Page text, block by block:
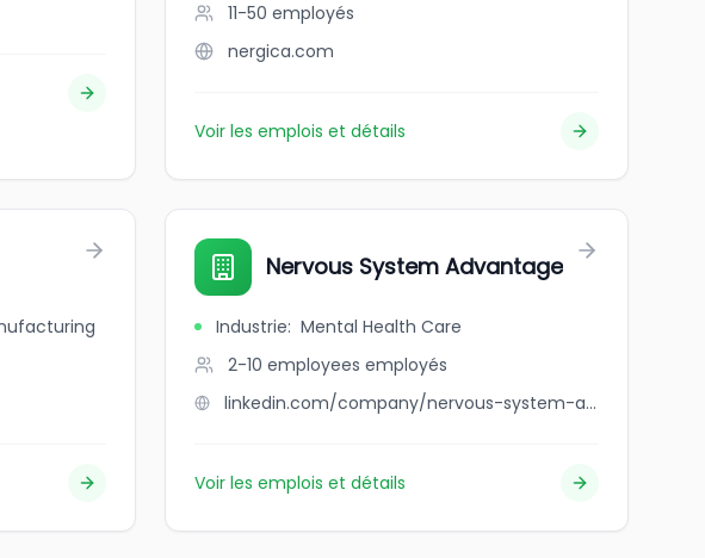
11-50 employés
nergica.com
Voir les emplois et détails
Nervous System Advantage
Industrie: Mental Health Care
2-10 employees employés
linkedin.com/company/nervous-system-advantage
Voir les emplois et détails